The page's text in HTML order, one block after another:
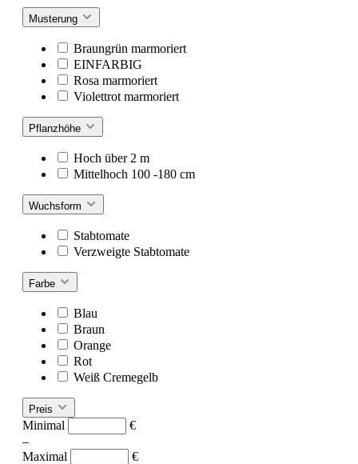
Musterung
Braungrün marmoriert
EINFARBIG
Rosa marmoriert
Violettrot marmoriert
Pflanzhöhe
Hoch über 2 m
Mittelhoch 100 -180 cm
Wuchsform
Stabtomate
Verzweigte Stabtomate
Farbe
Blau
Braun
Orange
Rot
Weiß Cremegelb
Preis
Minimal
€
–
Maximal
€